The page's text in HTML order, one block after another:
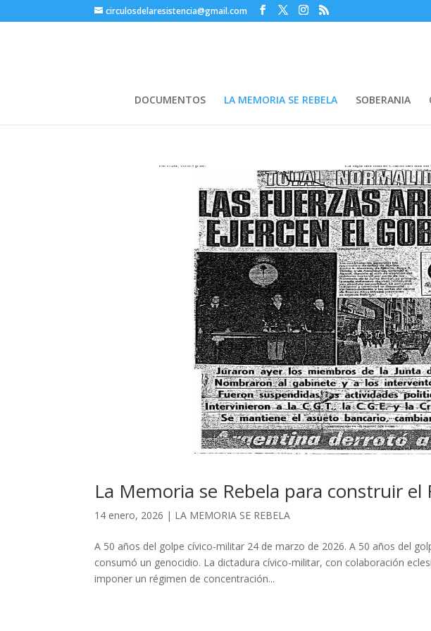
circulosdelaresistencia@gmail.com
DOCUMENTOS LA MEMORIA SE REBELA SOBERANIA
La Memoria se Rebela para construir el
14 enero, 2026 | LA MEMORIA SE REBELA
A 50 años del golpe cívico-militar 24 de marzo de 2026. A 50 años del
consumó un genocidio. La dictadura cívico-militar, con colaboración
imponer un régimen de concentración...